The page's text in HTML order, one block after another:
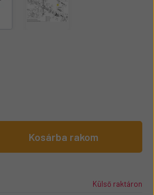
Kosárba rakom
Külső raktáron